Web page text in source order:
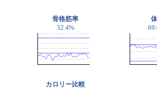
骨格筋率
32.4%
カロリー比較